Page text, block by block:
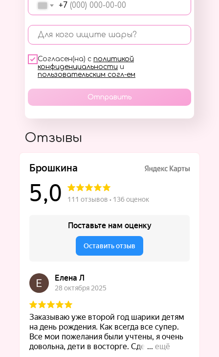
+7
Для кого ищите шары?
Согласен(на) с политикой
конфиденциальности и
пользовательским согл-ем
Отправить
Отзывы